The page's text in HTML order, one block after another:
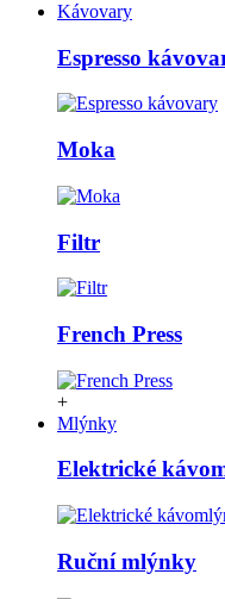
Kávovary
Espresso
Moka
Filtr
French Press
+
Mlýnky
Elektrické
Ruční mlýnky